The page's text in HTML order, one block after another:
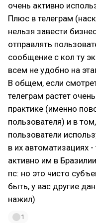
очень активно
Плюс в телеграм
нельзя завести
отправлять
сообщение с кол ту
всем не удобно на
В общем, если
телеграм растет
практике (именно
пользователя) и в
пользователи
в их автоматизациях
активно им в
пс: но это чисто
быть, у вас другие
нажил)
1